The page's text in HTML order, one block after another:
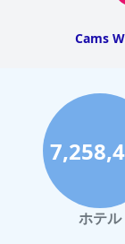
Cams
ホテル